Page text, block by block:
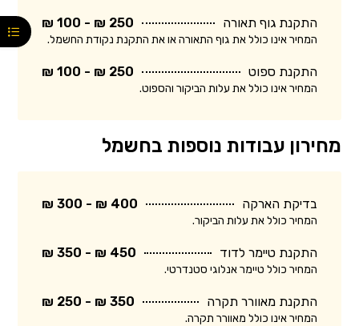
התקנת גוף תאורה 250 ₪ - 100 ₪
המחיר אינו כולל את גוף התאורה או את התקנת נקודת החשמל.
התקנת ספוט 250 ₪ - 100 ₪
המחיר אינו כולל את עלות הביקור והספוט.
מחירון עבודות נוספות בחשמל
בדיקת הארקה 400 ₪ - 300 ₪
המחיר כולל את עלות הביקור.
התקנת טיימר לדוד 450 ₪ - 350 ₪
המחיר כולל טיימר אנלוגי סטנדרטי.
התקנת מאוורר תקרה 350 ₪ - 250 ₪
המחיר אינו כולל מאוורר תקרה.